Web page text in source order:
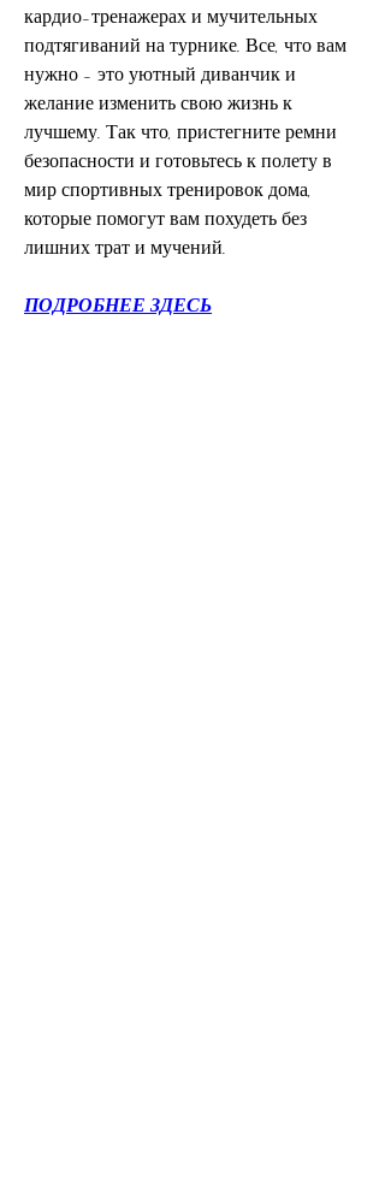
кардио-тренажерах и мучительных
подтягиваний на турнике. Все, что вам
нужно - это уютный диванчик и
желание изменить свою жизнь к
лучшему. Так что, пристегните ремни
безопасности и готовьтесь к полету в
мир спортивных тренировок дома,
которые помогут вам похудеть без
лишних трат и мучений.
ПОДРОБНЕЕ ЗДЕСЬ